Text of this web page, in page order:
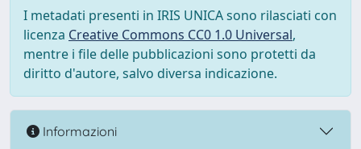
I metadati presenti in IRIS UNICA sono rilasciati con
licenza Creative Commons CC0 1.0 Universal,
mentre i file delle pubblicazioni sono protetti da
diritto d'autore, salvo diversa indicazione.
Informazioni